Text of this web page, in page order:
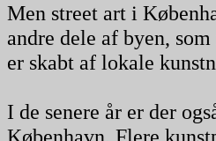
Men street art i
andre dele af byen,
er skabt af lokale
I de senere år er der